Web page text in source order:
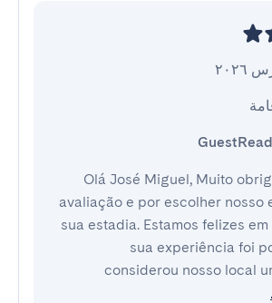
Olá José Miguel, Muito
avaliação e por escolher nosso
sua estadia. Estamos felizes
sua experiência foi
considerou nosso local